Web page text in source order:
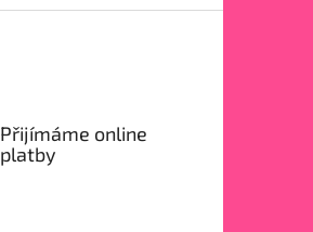
Přijímáme online
platby